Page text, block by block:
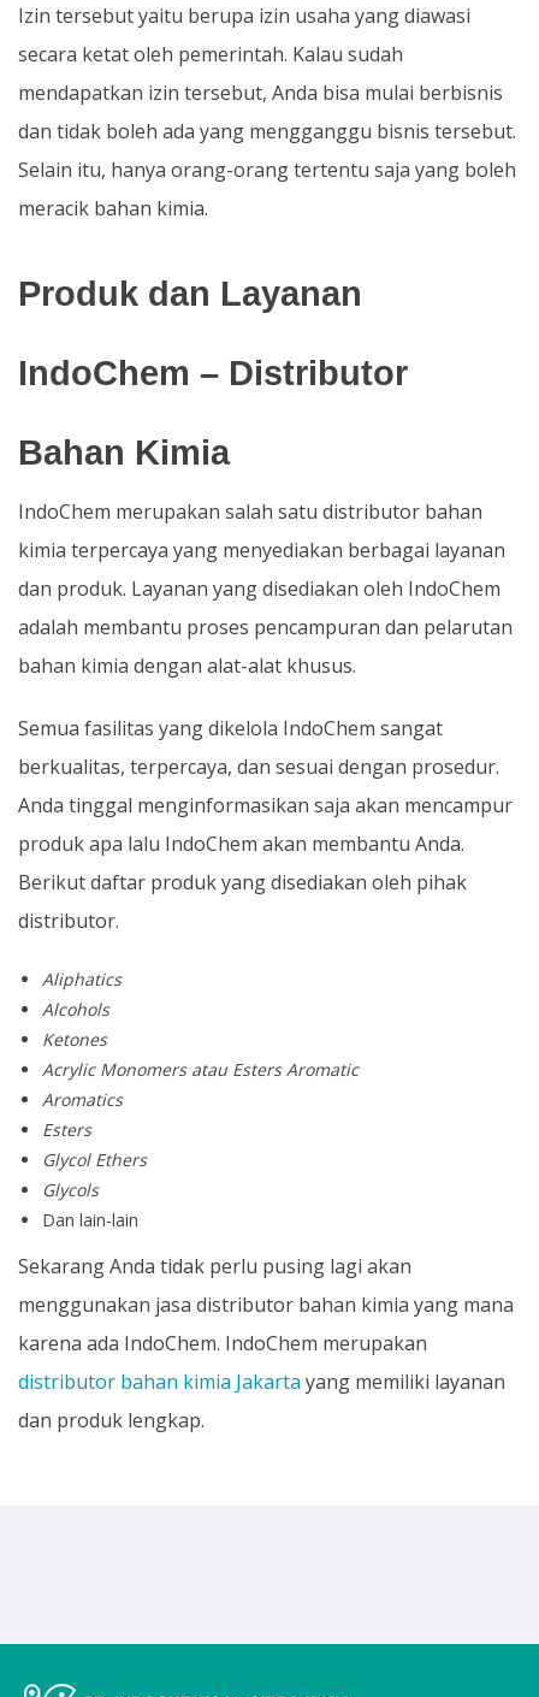
Izin tersebut yaitu berupa izin usaha yang diawasi
secara ketat oleh pemerintah. Kalau sudah
mendapatkan izin tersebut, Anda bisa mulai berbisnis
dan tidak boleh ada yang mengganggu bisnis tersebut.
Selain itu, hanya orang-orang tertentu saja yang boleh
meracik bahan kimia.
Produk dan Layanan
IndoChem – Distributor
Bahan Kimia
IndoChem merupakan salah satu distributor bahan
kimia terpercaya yang menyediakan berbagai layanan
dan produk. Layanan yang disediakan oleh IndoChem
adalah membantu proses pencampuran dan pelarutan
bahan kimia dengan alat-alat khusus.
Semua fasilitas yang dikelola IndoChem sangat
berkualitas, terpercaya, dan sesuai dengan prosedur.
Anda tinggal menginformasikan saja akan mencampur
produk apa lalu IndoChem akan membantu Anda.
Berikut daftar produk yang disediakan oleh pihak
distributor.
Aliphatics
Alcohols
Ketones
Acrylic Monomers atau Esters Aromatic
Aromatics
Esters
Glycol Ethers
Glycols
Dan lain-lain
Sekarang Anda tidak perlu pusing lagi akan
menggunakan jasa distributor bahan kimia yang mana
karena ada IndoChem. IndoChem merupakan
distributor bahan kimia Jakarta yang memiliki layanan
dan produk lengkap.